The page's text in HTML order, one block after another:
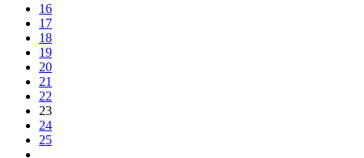
16
17
18
19
20
21
22
23
24
25